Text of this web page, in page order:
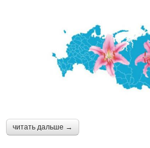
читать дальше →